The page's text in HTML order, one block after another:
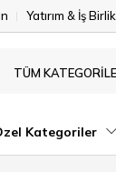
Yatırım & İş
TÜM
Kategoriler